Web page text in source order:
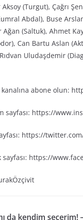
(Turgut), Çağrı
Abdal), Buse
(Saltuk), Ahmet
Can Bartu Aslan
Uludaşdemir
abone olun:
sayfası: https://
https://
sayfası: https://
da kendim seçerim!